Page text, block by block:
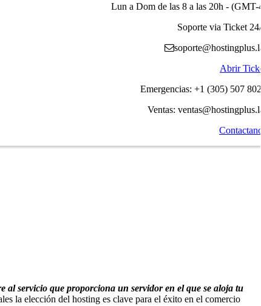
Lun a Dom de las 8 a las 20h - (GMT-
Soporte via Ticket
Abrir
Emergencias: +1 (305) 507
Ventas:
al servicio que proporciona un servidor en el que se aloja tu
la elección del hosting es clave para el éxito en el comercio